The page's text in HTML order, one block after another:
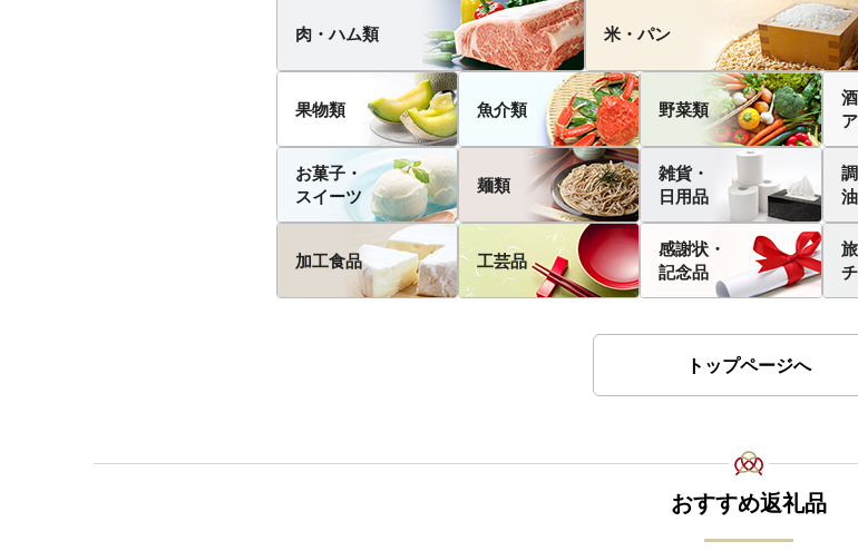
肉・ハム類 米・パン
果物類 魚介類 野菜類
お菓子・
スイーツ
麺類
雑貨・
日用品
油
加工食品 工芸品
感謝状・
記念品
トップページへ
おすすめ返礼品